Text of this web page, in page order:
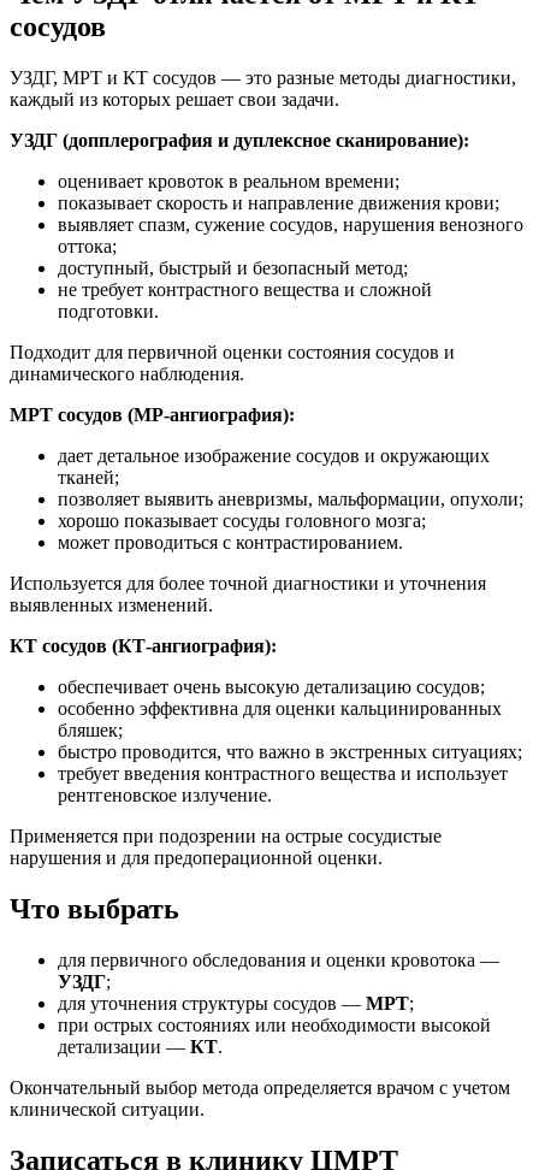
сосудов
УЗДГ, МРТ и КТ сосудов — это разные методы диагностики,
каждый из которых решает свои задачи.
УЗДГ (допплерография и дуплексное сканирование):
оценивает кровоток в реальном времени;
показывает скорость и направление движения крови;
выявляет спазм, сужение сосудов, нарушения венозного
оттока;
доступный, быстрый и безопасный метод;
не требует контрастного вещества и сложной
подготовки.
Подходит для первичной оценки состояния сосудов и
динамического наблюдения.
МРТ сосудов (МР-ангиография):
дает детальное изображение сосудов и окружающих
тканей;
позволяет выявить аневризмы, мальформации, опухоли;
хорошо показывает сосуды головного мозга;
может проводиться с контрастированием.
Используется для более точной диагностики и уточнения
выявленных изменений.
КТ сосудов (КТ-ангиография):
обеспечивает очень высокую детализацию сосудов;
особенно эффективна для оценки кальцинированных
бляшек;
быстро проводится, что важно в экстренных ситуациях;
требует введения контрастного вещества и использует
рентгеновское излучение.
Применяется при подозрении на острые сосудистые
нарушения и для предоперационной оценки.
Что выбрать
для первичного обследования и оценки кровотока —
УЗДГ;
для уточнения структуры сосудов — МРТ;
при острых состояниях или необходимости высокой
детализации — КТ.
Окончательный выбор метода определяется врачом с учетом
клинической ситуации.
Записаться в клинику ЦМРТ